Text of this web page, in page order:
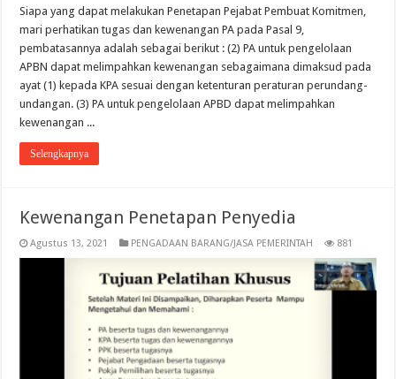
Siapa yang dapat melakukan Penetapan Pejabat Pembuat Komitmen,
mari perhatikan tugas dan kewenangan PA pada Pasal 9,
pembatasannya adalah sebagai berikut : (2) PA untuk pengelolaan
APBN dapat melimpahkan kewenangan sebagaimana dimaksud pada
ayat (1) kepada KPA sesuai dengan ketenturan peraturan perundang-
undangan. (3) PA untuk pengelolaan APBD dapat melimpahkan
kewenangan ...
Selengkapnya
Kewenangan Penetapan Penyedia
Agustus 13, 2021 PENGADAAN BARANG/JASA PEMERINTAH 881